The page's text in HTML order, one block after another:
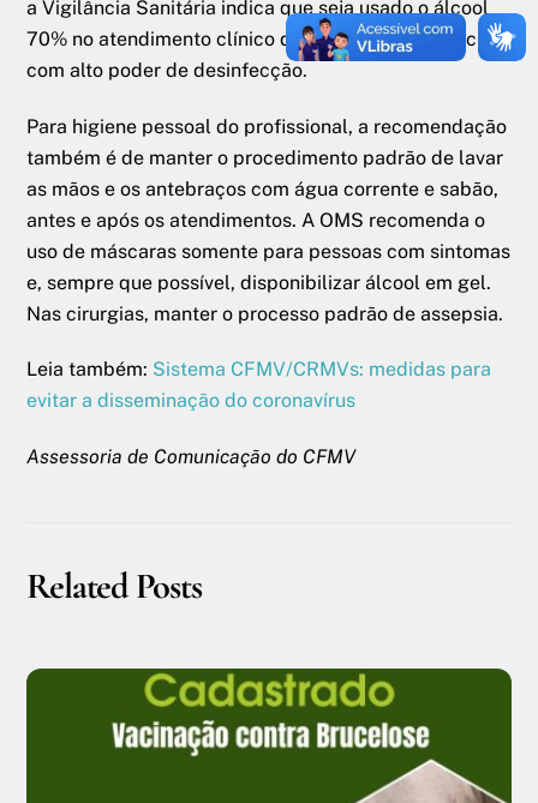
a Vigilância Sanitária indica que seja usado o álcool
70% no atendimento clínico dos animais, substância
com alto poder de desinfecção.
Para higiene pessoal do profissional, a recomendação
também é de manter o procedimento padrão de lavar
as mãos e os antebraços com água corrente e sabão,
antes e após os atendimentos. A OMS recomenda o
uso de máscaras somente para pessoas com sintomas
e, sempre que possível, disponibilizar álcool em gel.
Nas cirurgias, manter o processo padrão de assepsia.
Leia também: Sistema CFMV/CRMVs: medidas para
evitar a disseminação do coronavírus
Assessoria de Comunicação do CFMV
Related Posts